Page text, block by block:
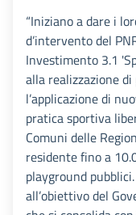
“Iniziano a dare i
d’intervento del
Investimento 3.1
alla realizzazione
l’applicazione di
pratica sportiva
Comuni delle
residente fino a
playground
all’obiettivo del